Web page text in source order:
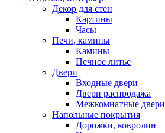
Декор для стен
Картины
Часы
Печи, камины
Камины
Печное литье
Двери
Входные двери
Двери распродажа
Межкомнатные двери
Напольные покрытия
Дорожки, ковролин